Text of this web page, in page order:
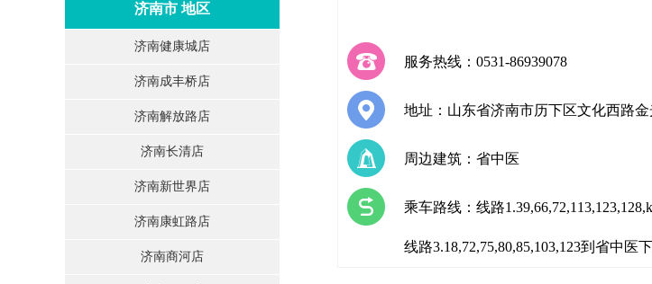
济南市 地区
济南健康城店
济南成丰桥店
济南解放路店
济南长清店
济南新世界店
济南康虹路店
济南商河店
服务热线：0531-86939078
地址：山东省济南市历下区文化西路
周边建筑：省中医
乘车路线：线路
线路3.18,72,75,80,85,103,123到省中医